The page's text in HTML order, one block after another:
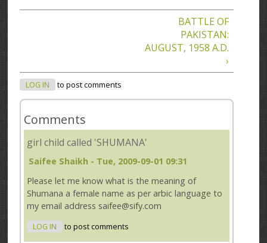
BATTLE OF
PAKISTAN:
AUGUST, 1958 A.D.
›
LOG IN to post comments
Comments
girl child called 'SHUMANA'
Saifee Shaikh - Tue, 2009-09-01 09:31
Please let me know what is the meaning of
Shumana a female name as per arbic language to
my email address saifee@sify.com
LOG IN to post comments